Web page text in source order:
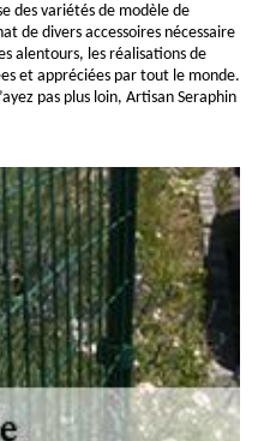
des variétés de modèle de
de divers accessoires nécessaire
alentours, les réalisations de
et appréciées par tout le monde.
pas plus loin, Artisan Seraphin